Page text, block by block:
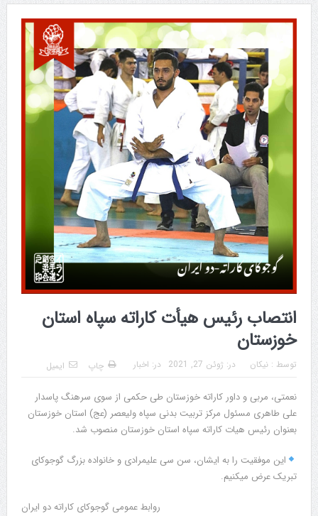
انتصاب رئیس هیأت کاراته سپاه استان
خوزستان
توسط : نیکان در: ژوئن 27, 2021 در: اخبار چاپ ایمیل
نعمتی، مربی و داور کاراته خوزستان طی حکمی از سوی سرهنگ پاسدار
علی طاهری مسئول مرکز تربیت بدنی سپاه ولیعصر (عج) استان خوزستان
بعنوان رئیس هیات کاراته سپاه استان خوزستان منصوب شد.
این موفقیت را به ایشان، سن سی علیمرادی و خانواده بزرگ گوجوکای
تبریک عرض میکنیم.
روابط عمومی گوجوکای کاراته دو ایران